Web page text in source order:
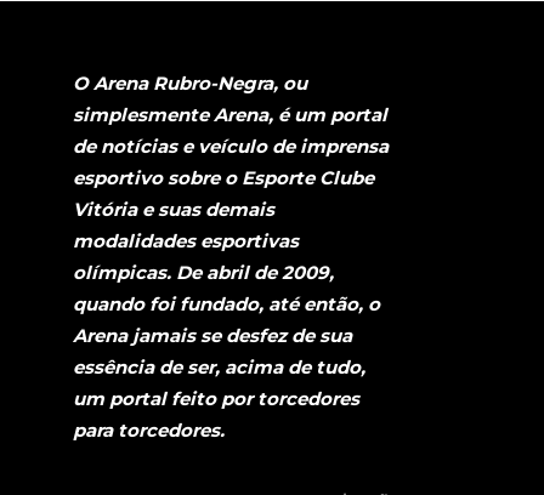
O Arena Rubro-Negra, ou
simplesmente Arena, é um portal
de notícias e veículo de imprensa
esportivo sobre o Esporte Clube
Vitória e suas demais
modalidades esportivas
olímpicas. De abril de 2009,
quando foi fundado, até então, o
Arena jamais se desfez de sua
essência de ser, acima de tudo,
um portal feito por torcedores
para torcedores.